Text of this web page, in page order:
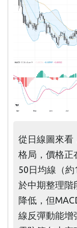
從日線圖來看
格局，價格正
50日均線（
於中期整理階
降低，但
線反彈動能增